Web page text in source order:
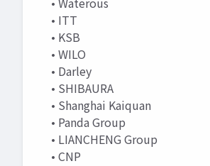
• ITT
• KSB
• WILO
• Darley
• SHIBAURA
• Shanghai Kaiquan
• Panda Group
• LIANCHENG Group
• CNP